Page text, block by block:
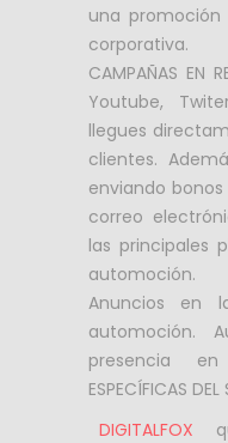
una
corporativa.
CAMPAÑAS EN
Youtube,
llegues
clientes.
enviando
correo
las principales
Anuncios en
automoción.
presencia en
ESPECÍFICAS DEL
DIGITALFOX